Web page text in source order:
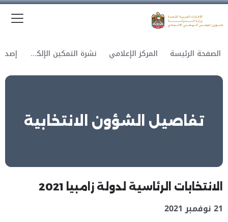
الصفحة الرئيسة المركز الإعلامي نشرة التمكين الإلكترونية
تفاصيل الشؤون الانتخابية
الانتخابات الرئاسية لدولة زامبيا 2021
21 نوفمبر 2021